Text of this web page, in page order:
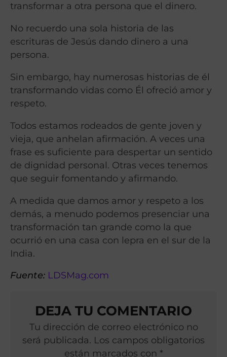
transformar a otra persona que el dinero.
No recuerdo una sola historia de las
escrituras de Jesús dando dinero a una
persona.
Sin embargo, hay numerosas historias de él
transformando vidas como Él ofreció amor y
respeto.
Todos estamos rodeados de gente joven y
vieja, que anhelan afirmación. A veces una
frase es suficiente para despertar un sentido
de dignidad personal. Otras veces tenemos
que seguir fomentando y afirmando.
A medida que damos amor y respeto a los
demás, a menudo podemos presenciar una
transformación tan grande como la que
ocurrió en una casa con lepra en el sur de la
India.
Fuente: LDSMag.com
DEJA TU COMENTARIO
Tu dirección de correo electrónico no
será publicada. Los campos obligatorios
están marcados con *